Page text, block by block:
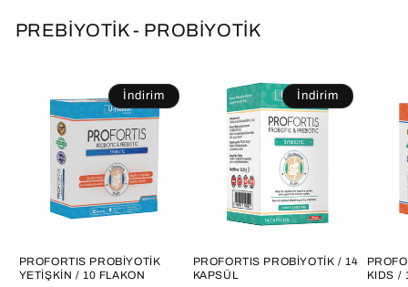
PREBİYOTİK - PROBİYOTİK
İndirim
PROFORTIS PROBİYOTİK
YETİŞKİN / 10 FLAKON
İndirim
PROFORTIS PROBİYOTİK / 14
KAPSÜL
KIDS /